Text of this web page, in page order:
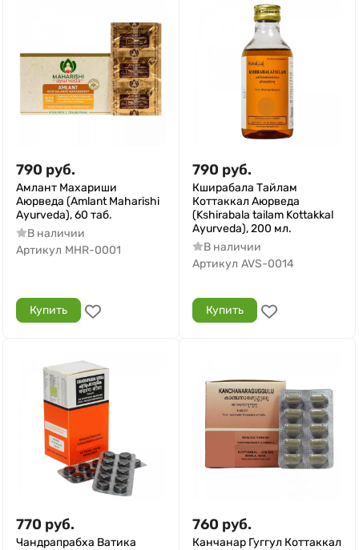
790 руб.
Амлант Махариши
Аюрведа (Amlant Maharishi
Ayurveda), 60 таб.
В наличии
Артикул MHR-0001
Купить
790 руб.
Кширабала Тайлам
Коттаккал Аюрведа
(Kshirabala tailam Kottakkal
Ayurveda), 200 мл.
В наличии
Артикул AVS-0014
Купить
770 руб.
Чандрапрабха Ватика
760 руб.
Канчанар Гуггул Коттаккал